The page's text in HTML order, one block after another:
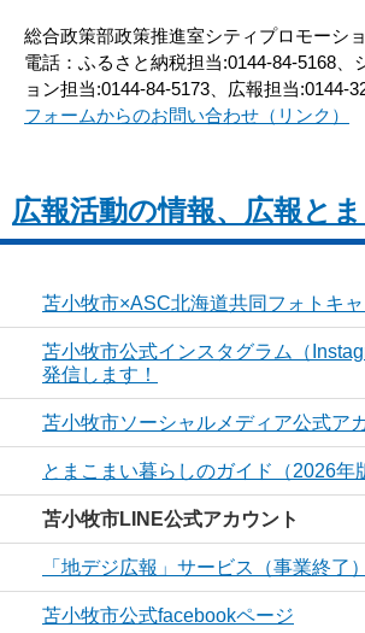
総合政策部政策推進室シティプロモーシ
電話：ふるさと納税担当:0144-84-5168、
ョン担当:0144-84-5173、広報担当:0144-
フォームからのお問い合わせ（リンク）
広報活動の情報、広報と
苫小牧市×ASC北海道共同フォトキ
苫小牧市公式インスタグラム（
発信します！
苫小牧市ソーシャルメディア公式ア
とまこまい暮らしのガイド（2026年
苫小牧市LINE公式アカウント
「地デジ広報」サービス（事業終了）
苫小牧市公式facebookページ